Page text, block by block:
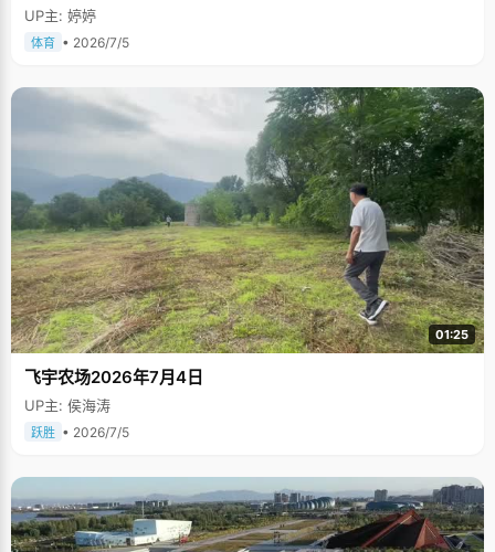
UP主: 婷婷
体育 • 2026/7/5
01:25
飞宇农场2026年7月4日
UP主: 侯海涛
跃胜 • 2026/7/5